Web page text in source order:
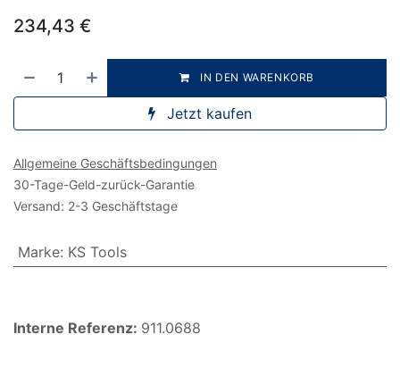
234,43 €
IN DEN WARENKORB
Jetzt kaufen
Allgemeine Geschäftsbedingungen
30-Tage-Geld-zurück-Garantie
Versand: 2-3 Geschäftstage
Marke: KS Tools
Interne Referenz: 911.0688